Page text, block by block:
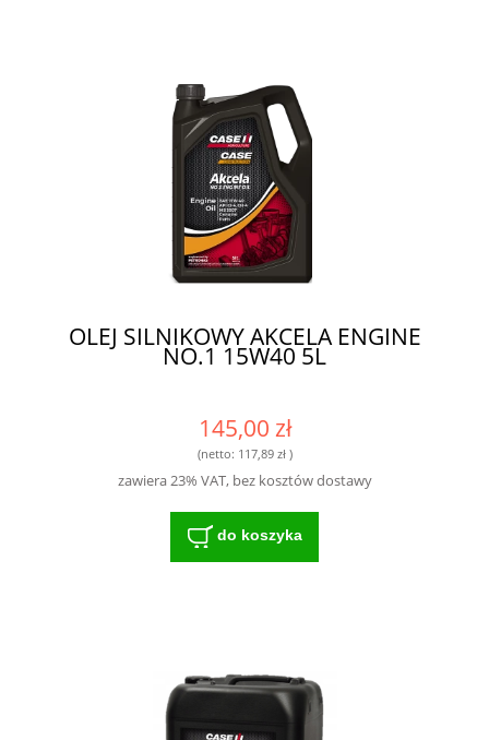
OLEJ SILNIKOWY AKCELA ENGINE
NO.1 15W40 5L
145,00 zł
(netto: 117,89 zł)
zawiera 23% VAT, bez kosztów dostawy
do koszyka